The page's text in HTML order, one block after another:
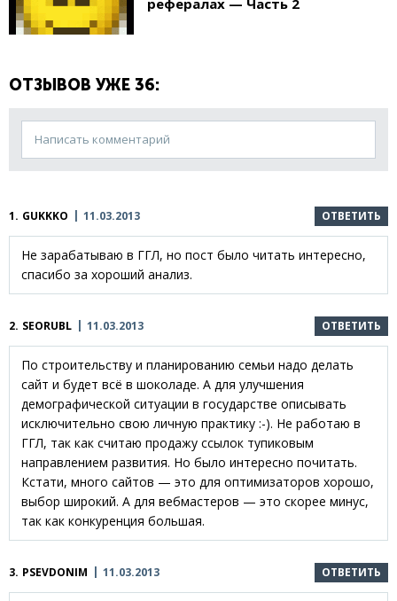
ОТЗЫВОВ УЖЕ 36:
Написать комментарий
1. GUKKKO 11.03.2013 ОТВЕТИТЬ
Не зарабатываю в ГГЛ, но пост было читать интересно,
спасибо за хороший анализ.
2. SEORUBL 11.03.2013 ОТВЕТИТЬ
По строительству и планированию семьи надо делать
сайт и будет всё в шоколаде. А для улучшения
демографической ситуации в государстве описывать
исключительно свою личную практику :-). Не работаю в
ГГЛ, так как считаю продажу ссылок тупиковым
направлением развития. Но было интересно почитать.
Кстати, много сайтов — это для оптимизаторов хорошо,
выбор широкий. А для вебмастеров — это скорее минус,
так как конкуренция большая.
3. PSEVDONIM 11.03.2013 ОТВЕТИТЬ